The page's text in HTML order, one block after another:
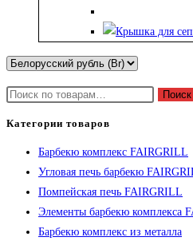
Искать: Поиск
Категории товаров
Барбекю комплекс FAIRGRILL
Угловая печь барбекю
Помпейская печь FAIRGRILL
Элементы барбекю комплекса
Барбекю комплекс из металла